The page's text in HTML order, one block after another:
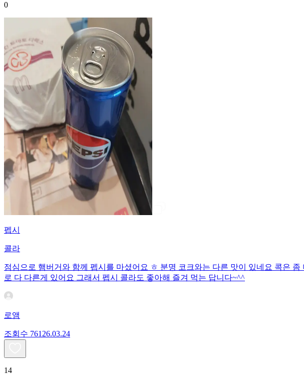
0
펩시
콜라
점심으로 햄버거와 함께 펩시를 마셨어요 ㅎ 분명 코크와는 다른 맛이 있네요 콕은
로 다 다른게 있어요 그래서 펩시 콜라도 좋아해 즐겨 먹는 답니다~^^
로앰
조회수 761 26.03.24
14